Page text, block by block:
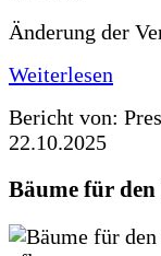
Änderung der
Weiterlesen
Bericht von:
22.10.2025
Bäume für